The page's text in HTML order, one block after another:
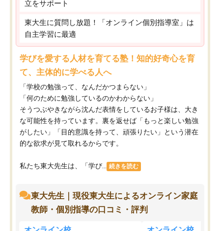
立をサポート
東大生に質問し放題！「オンライン個別指導室」は
自主学習に最適
学びを愛する人材を育てる塾！知的好奇心を育
て、主体的に学べる人へ
「学校の勉強って、なんだかつまらない」
「何のために勉強しているのかわからない」
そうつぶやきながら沈んだ表情をしているお子様は、大き
な可能性を持っています。裏を返せば「もっと楽しい勉強
がしたい」「目的意識を持って、頑張りたい」という潜在
的な欲求が見て取れるからです。
私たち東大先生は、「学び... 続きを読む
東大先生｜現役東大生によるオンライン家庭
教師・個別指導の口コミ・評判